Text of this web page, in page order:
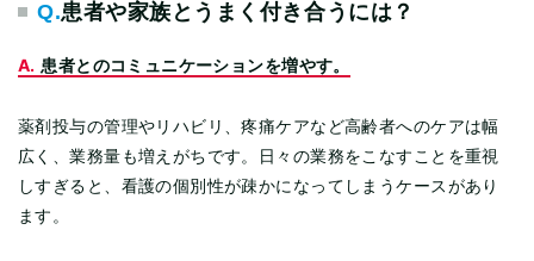
Q.患者や家族とうまく付き合うには？
A. 患者とのコミュニケーションを増やす。
薬剤投与の管理やリハビリ、疼痛ケアなど高齢者へのケアは幅
広く、業務量も増えがちです。日々の業務をこなすことを重視
しすぎると、看護の個別性が疎かになってしまうケースがあり
ます。